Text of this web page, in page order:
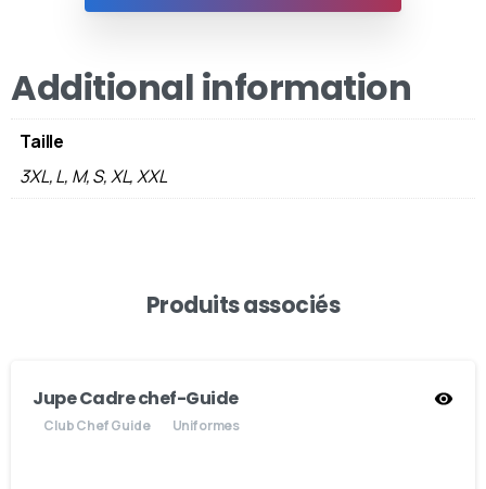
Additional information
Taille
3XL, L, M, S, XL, XXL
Produits associés
Jupe Cadre chef-Guide
Club Chef Guide Uniformes